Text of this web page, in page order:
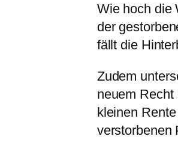
Wie hoch die
der
fällt die
Zudem
neuem
kleinen
verstorbenen